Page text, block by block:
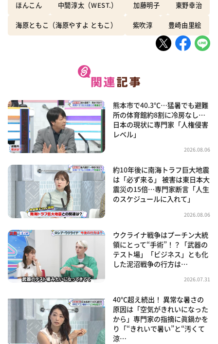
ほんこん 中間淳太（WEST.） 加藤明子 東野幸治
海原ともこ（海原やすよ ともこ） 紫吹淳 豊崎由里絵
熊本市で40.3℃…猛暑でも避難
所の体育館約8割に冷房なし…
日本の現状に専門家「人権侵害
レベル」
2026.08.06
約10年後に南海トラフ巨大地震
は「必ず来る」 被害は東日本大
震災の15倍…専門家断言「人生
のスケジュールに入れて」
2026.08.06
ウクライナ戦争はプーチン大統
領にとって“手術”！？「武器の
テスト場」「ビジネス」とも化
した泥沼戦争の行方は…
2026.07.31
40℃超え続出！ 異常な暑さの
原因は「空気がきれいになった
から」専門家の指摘に眞鍋かを
り「“きれいで暑い”と“汚くて
涼…